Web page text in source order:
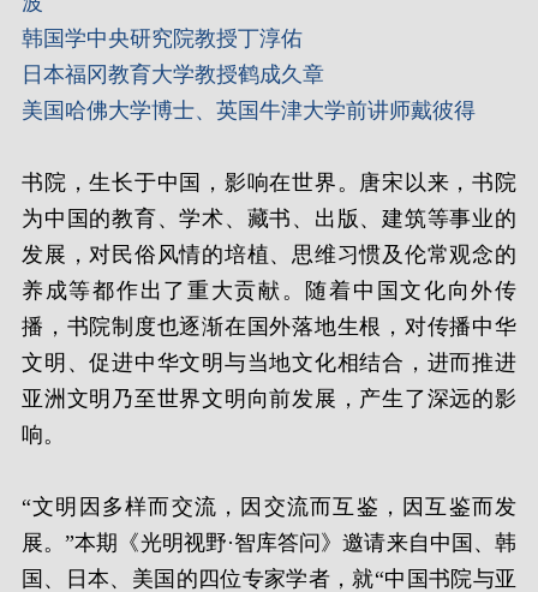
韩国学中央研究院教授丁淳佑
日本福冈教育大学教授鹤成久章
美国哈佛大学博士、英国牛津大学前讲师戴彼得
书院，生长于中国，影响在世界。唐宋以来，书院
为中国的教育、学术、藏书、出版、建筑等事业的
发展，对民俗风情的培植、思维习惯及伦常观念的
养成等都作出了重大贡献。随着中国文化向外传
播，书院制度也逐渐在国外落地生根，对传播中华
文明、促进中华文明与当地文化相结合，进而推进
亚洲文明乃至世界文明向前发展，产生了深远的影
响。
“文明因多样而交流，因交流而互鉴，因互鉴而发
展。”本期《光明视野·智库答问》邀请来自中国、韩
国、日本、美国的四位专家学者，就“中国书院与亚